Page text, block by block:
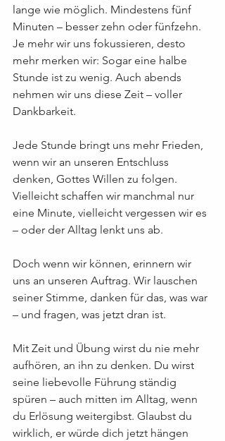
lange wie möglich. Mindestens fünf
Minuten – besser zehn oder fünfzehn.
Je mehr wir uns fokussieren, desto
mehr merken wir: Sogar eine halbe
Stunde ist zu wenig. Auch abends
nehmen wir uns diese Zeit – voller
Dankbarkeit.
Jede Stunde bringt uns mehr Frieden,
wenn wir an unseren Entschluss
denken, Gottes Willen zu folgen.
Vielleicht schaffen wir manchmal nur
eine Minute, vielleicht vergessen wir es
– oder der Alltag lenkt uns ab.
Doch wenn wir können, erinnern wir
uns an unseren Auftrag. Wir lauschen
seiner Stimme, danken für das, was war
– und fragen, was jetzt dran ist.
Mit Zeit und Übung wirst du nie mehr
aufhören, an ihn zu denken. Du wirst
seine liebevolle Führung ständig
spüren – auch mitten im Alltag, wenn
du Erlösung weitergibst. Glaubst du
wirklich, er würde dich jetzt hängen